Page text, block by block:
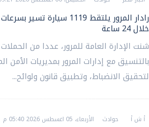
رادار المرور يلتقط 1119 سيارة تسير
خلال 24 ساعة
شنت الإدارة العامة للمرور، عددا من الحملات
بالتنسيق مع إدارات المرور بمديريات الأمن
لتحقيق الانضباط، وتطبيق قانون ولوائح...
أ ش أ حوادث الأربعاء، 05 اغسطس 2026 05:40 م